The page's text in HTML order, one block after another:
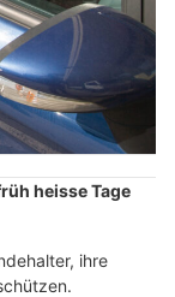
heisse Tage
ihre